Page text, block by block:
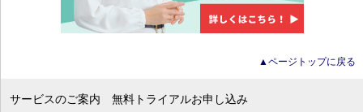
▲ページトップに戻る
サービスのご案内 無料トライアルお申し込み